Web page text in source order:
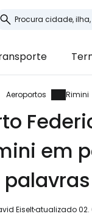
Aeroportos Rimini
em
palavras
Eiseltatualizado 02.
sessão
mundial de
Continuar com o
com o